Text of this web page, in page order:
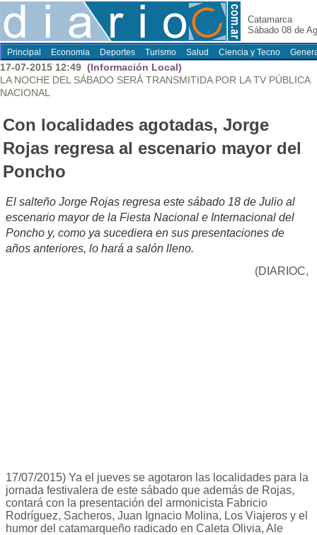
Catamarca
Sábado 08 de
Principal Economia Deportes Turismo Salud Ciencia y Tecno
17-07-2015 12:49 (Información Local)
LA NOCHE DEL SÁBADO SERÁ TRANSMITIDA POR LA TV PÚBLICA
NACIONAL
Con localidades agotadas, Jorge
Rojas regresa al escenario mayor del
Poncho
El salteño Jorge Rojas regresa este sábado 18 de Julio al
escenario mayor de la Fiesta Nacional e Internacional del
Poncho y, como ya sucediera en sus presentaciones de
años anteriores, lo hará a salón lleno.
(DIARIOC,
17/07/2015) Ya el jueves se agotaron las localidades para la
jornada festivalera de este sábado que además de Rojas,
contará con la presentación del armonicista Fabricio
Rodríguez, Sacheros, Juan Ignacio Molina, Los Viajeros y el
humor del catamarqueño radicado en Caleta Olivia, Ale